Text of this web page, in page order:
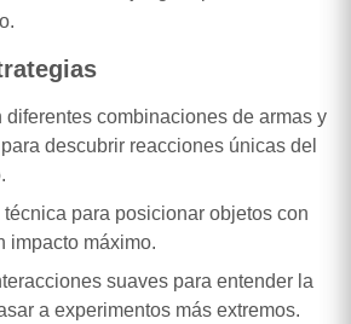
diferentes combinaciones de armas y
descubrir reacciones únicas del
para posicionar objetos con
impacto máximo.
suaves para entender la
a experimentos más extremos.